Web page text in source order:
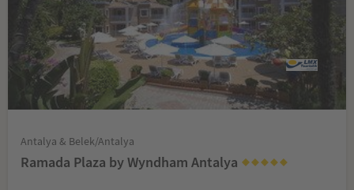
Antalya & Belek/Antalya
Ramada Plaza by Wyndham Antalya